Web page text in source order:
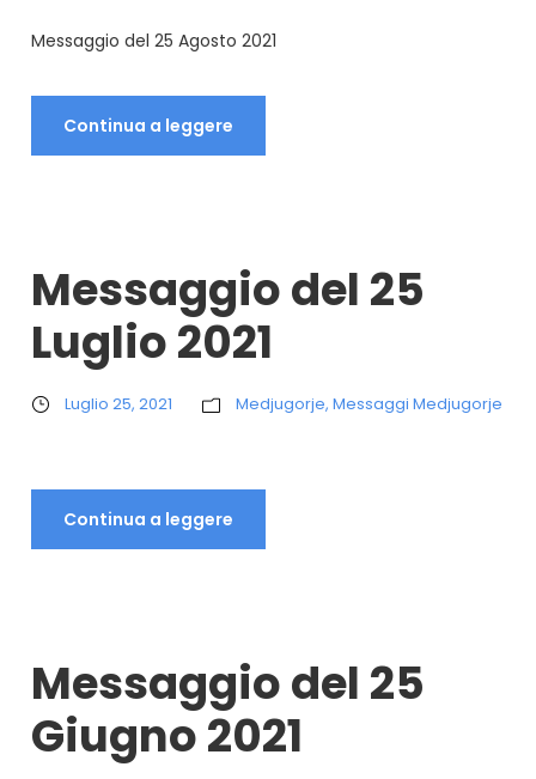
Messaggio del 25 Agosto 2021
Continua a leggere
Messaggio del 25
Luglio 2021
Luglio 25, 2021 Medjugorje, Messaggi Medjugorje
Continua a leggere
Messaggio del 25
Giugno 2021